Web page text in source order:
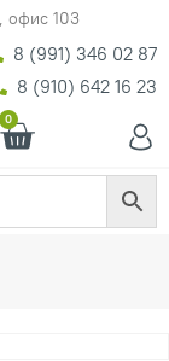
офис 103
8 (991) 346 02 87
8 (910) 642 16 23
0